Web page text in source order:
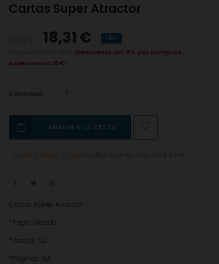
Cartas Super Atractor
18,31 € -8%
¡Descuento del 8% por compras
superiores a 15€!
Cantidad
AÑADIR A LA CESTA
ÚLTIMAS UNIDADES EN STOCK
Cartas Súper Atractor
*Tapa: blanda
*Cartas: 52
*Páginas: 64